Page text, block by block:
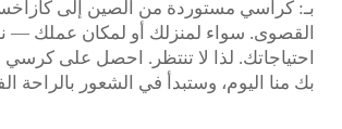
بـ: كراسي مستوردة من الصين إلى
القصوى. سواء لمنزلك أو لمكان عملك
احتياجاتك. لذا لا تنتظر. احصل على كرسي
بك منا اليوم، وستبدأ في الشعور بالراحة